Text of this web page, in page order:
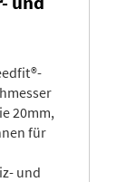
20mm,
für
und